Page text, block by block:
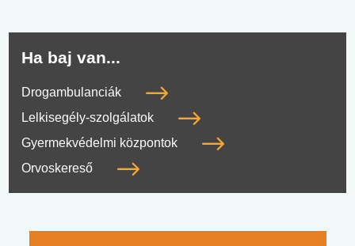
Ha baj van...
Drogambulanciák
Lelkisegély-szolgálatok
Gyermekvédelmi központok
Orvoskereső